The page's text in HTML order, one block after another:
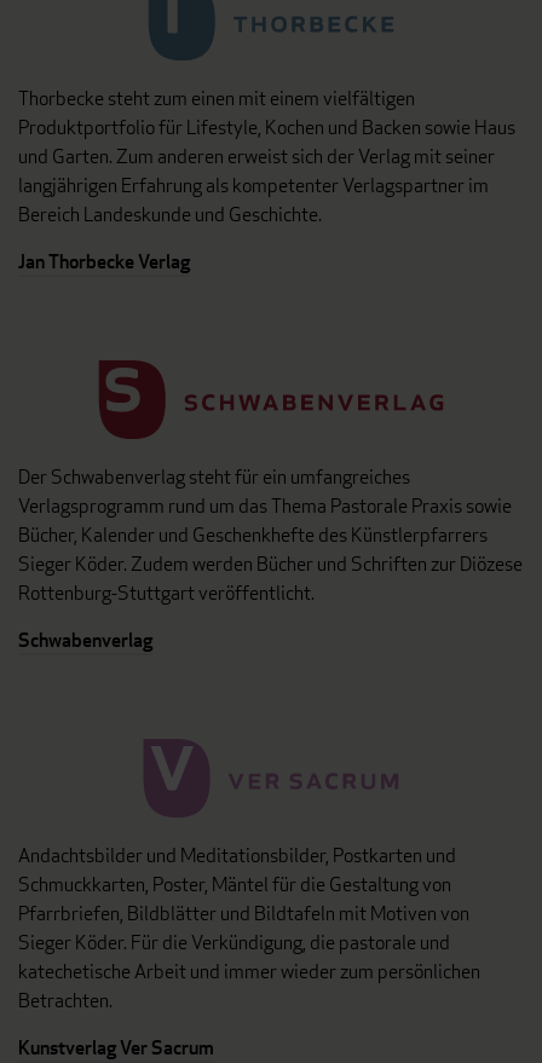
Thorbecke steht zum einen mit einem vielfältigen
Produktportfolio für Lifestyle, Kochen und Backen sowie Haus
und Garten. Zum anderen erweist sich der Verlag mit seiner
langjährigen Erfahrung als kompetenter Verlagspartner im
Bereich Landeskunde und Geschichte.
Jan Thorbecke Verlag
Der Schwabenverlag steht für ein umfangreiches
Verlagsprogramm rund um das Thema Pastorale Praxis sowie
Bücher, Kalender und Geschenkhefte des Künstlerpfarrers
Sieger Köder. Zudem werden Bücher und Schriften zur Diözese
Rottenburg-Stuttgart veröffentlicht.
Schwabenverlag
Andachtsbilder und Meditationsbilder, Postkarten und
Schmuckkarten, Poster, Mäntel für die Gestaltung von
Pfarrbriefen, Bildblätter und Bildtafeln mit Motiven von
Sieger Köder. Für die Verkündigung, die pastorale und
katechetische Arbeit und immer wieder zum persönlichen
Betrachten.
Kunstverlag Ver Sacrum